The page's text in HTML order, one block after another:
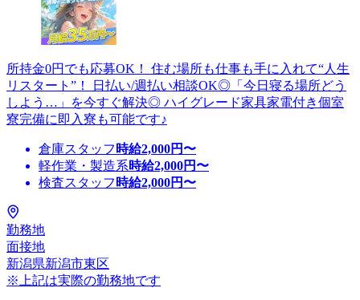
所持金0円でも応募OK！ 住む場所も仕事も手に入れて“人生
リスタート”！ 日払い/週払い相談OK◎「今日寝る場所どう
しよう…」を今すぐ解決◎ ハイグレード家具家電付き個室
寮完備に即入寮も可能です♪
倉庫スタッフ 時給2,000円〜
軽作業・製造系時給2,000円〜
検査スタッフ 時給2,000円〜
勤務地
面接地
新潟県新潟市東区
※上記は実際の勤務地です